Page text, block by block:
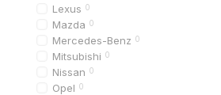
Lexus 0
Mazda 0
Mercedes-Benz 0
Mitsubishi 0
Nissan 0
Opel 0